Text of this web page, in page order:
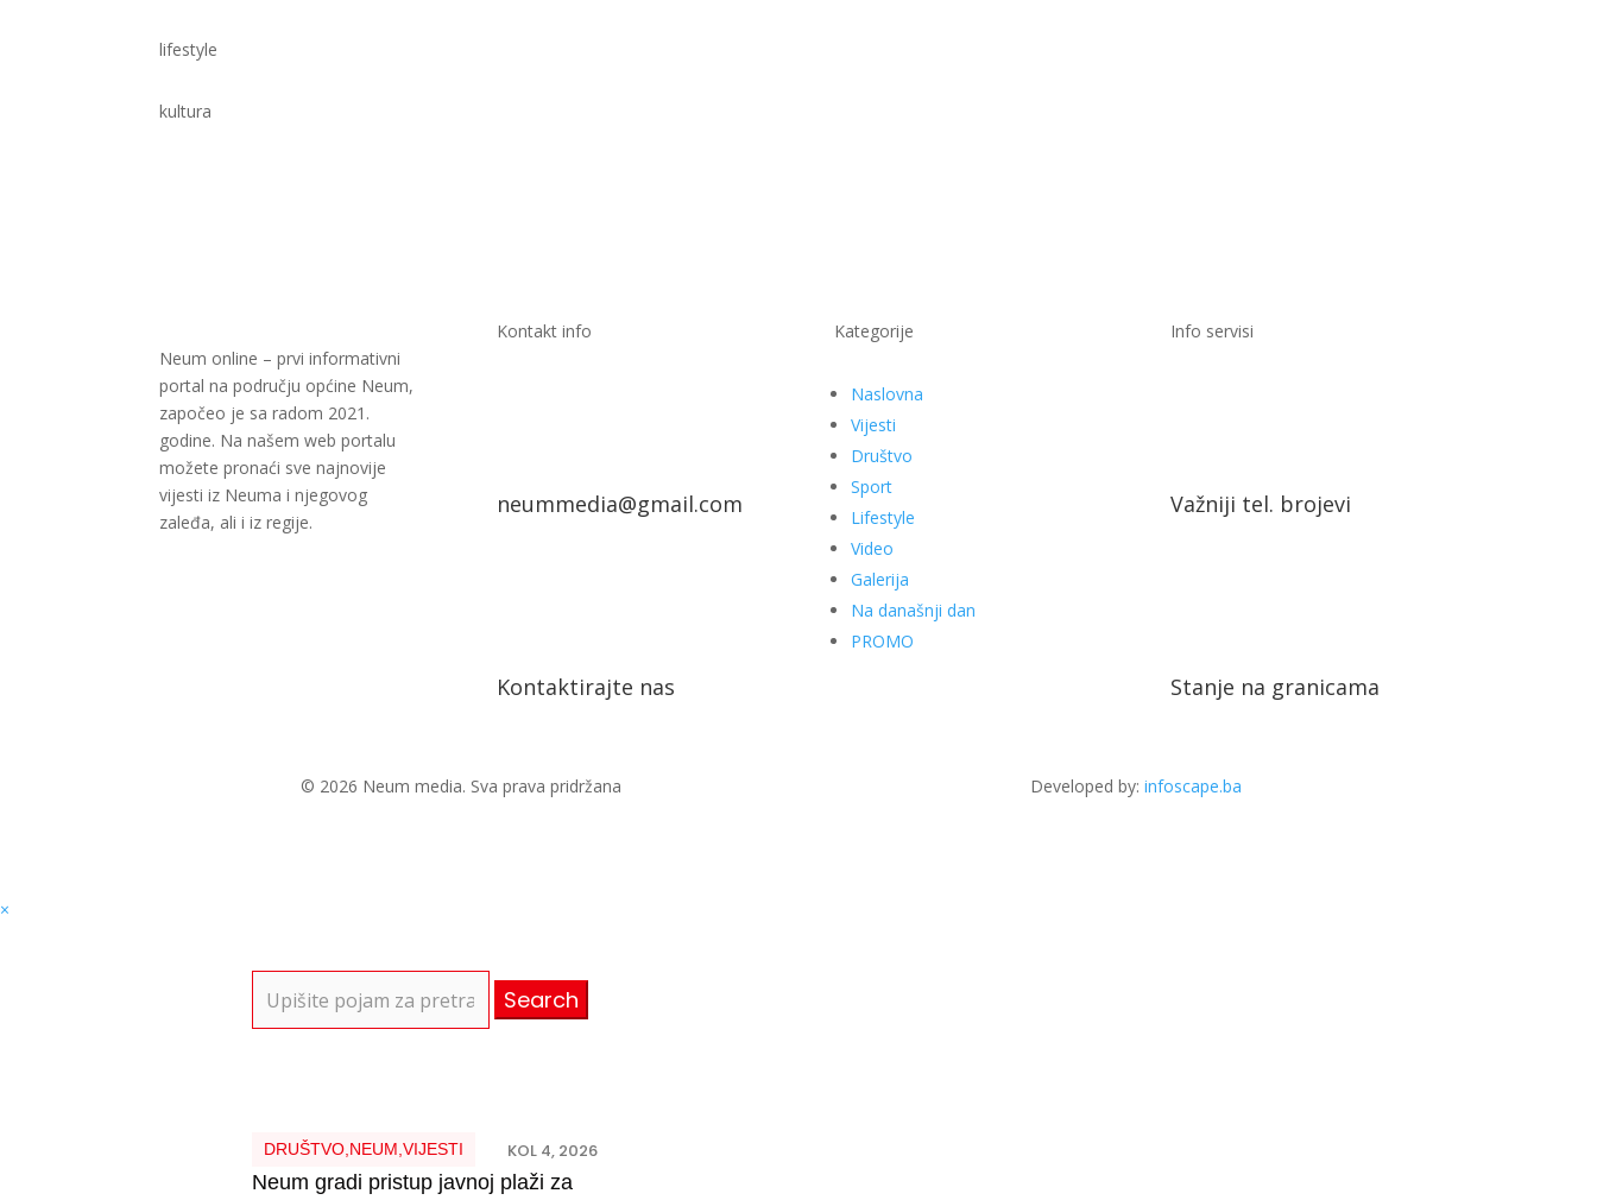
lifestyle
kultura
Neum online – prvi informativni
portal na području općine Neum,
započeo je sa radom 2021.
godine. Na našem web portalu
možete pronaći sve najnovije
vijesti iz Neuma i njegovog
zaleđa, ali i iz regije.
Kontakt info
neummedia@gmail.com
Kontaktirajte nas
Kategorije
Naslovna
Vijesti
Društvo
Sport
Lifestyle
Video
Galerija
Na današnji dan
PROMO
Info servisi
Važniji tel. brojevi
Stanje na granicama
© 2026 Neum media. Sva prava pridržana Developed by: infoscape.ba
×
for:
DRUŠTVO NEUM VIJESTI KOL 4, 2026
Neum gradi pristup javnoj plaži za